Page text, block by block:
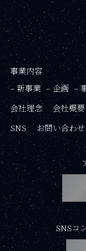
事業内容
– 新事業 – 企画 –
会社理念
会社概要
SNS
お問い合わせ
SNSコ